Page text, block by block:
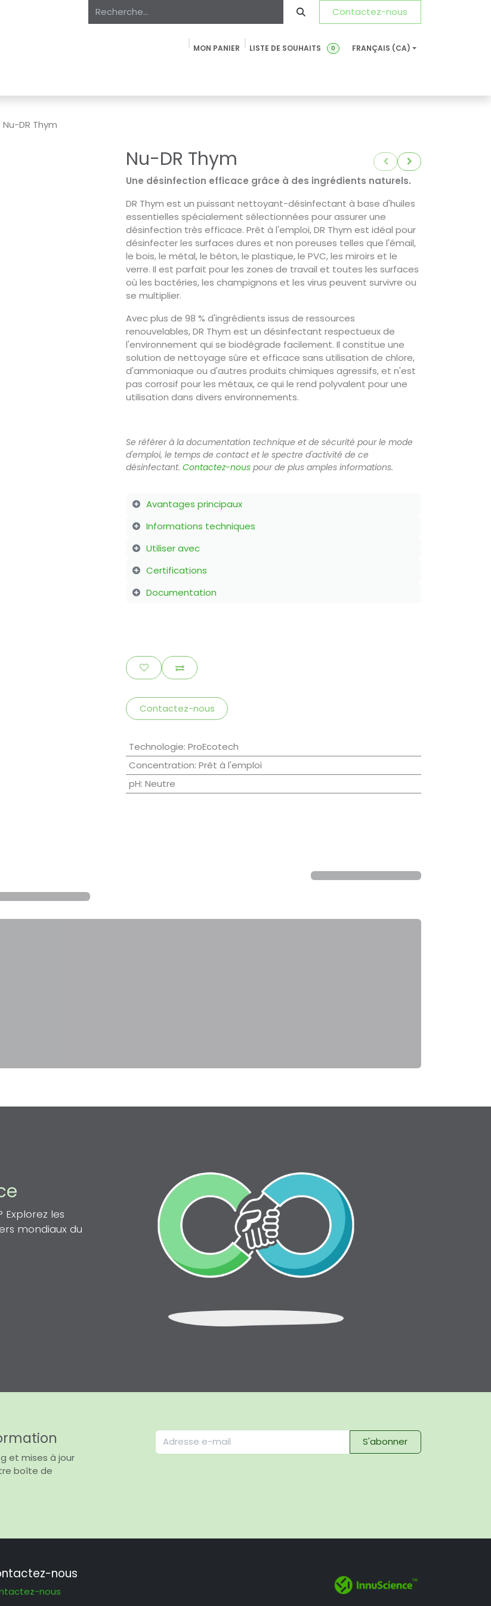
Contactez-nous
MON PANIER 0
LISTE DE SOUHAITS FRANÇAIS (CA)
Nu-DR Thym
Nu-DR Thym
Une désinfection efficace grâce à des ingrédients naturels.
DR Thym est un puissant nettoyant-désinfectant à base d'huiles
essentielles spécialement sélectionnées pour assurer une
désinfection très efficace. Prêt à l'emploi, DR Thym est idéal pour
désinfecter les surfaces dures et non poreuses telles que l'émail,
le bois, le métal, le béton, le plastique, le PVC, les miroirs et le
verre. Il est parfait pour les zones de travail et toutes les surfaces
où les bactéries, les champignons et les virus peuvent survivre ou
se multiplier. ​
Avec plus de 98 % d'ingrédients issus de ressources
renouvelables, DR Thym est un désinfectant respectueux de
l'environnement qui se biodégrade facilement. Il constitue une
solution de nettoyage sûre et efficace sans utilisation de chlore,
d'ammoniaque ou d'autres produits chimiques agressifs, et n'est
pas corrosif pour les métaux, ce qui le rend polyvalent pour une
utilisation dans divers environnements.
Se référer à la documentation technique et de sécurité pour le mode
d'emploi, le temps de contact et le spectre d'activité de ce
désinfectant. Contactez-nous pour de plus amples informations.
Avantages principaux
Informations techniques
Utiliser avec
Certifications
Documentation
Contactez-nous
Technologie: ProEcotech
Concentration: Prêt à l'emploi
pH: Neutre
les
mondiaux du
et mises à jour
boîte de
S'abonner
nous
nous